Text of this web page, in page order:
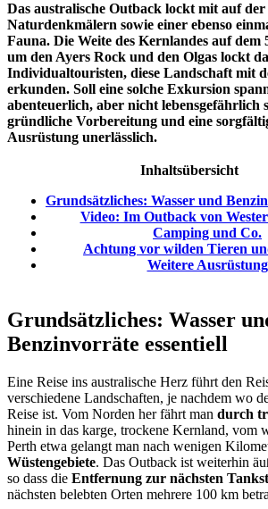
Das australische Outback lockt mit auf
Naturdenkmälern sowie einer ebenso
Fauna. Die Weite des Kernlandes auf
um den Ayers Rock und den Olgas lockt
Individualtouristen, diese Landschaft mit
erkunden. Soll eine solche Exkursion
abenteuerlich, aber nicht lebensgefährlich
gründliche Vorbereitung und eine
Ausrüstung unerlässlich.
Inhaltsübersicht
Grundsätzliches: Wasser und
Video: Im Outback von
Camping und Co.
Achtung vor wilden Tieren
Weitere Ausrüstung
Grundsätzliches: Wasser
Benzinvorräte essentiell
Eine Reise ins australische Herz führt den
verschiedene Landschaften, je nachdem wo
Reise ist. Vom Norden her fährt man durch
hinein in das karge, trockene Kernland, vom
Perth etwa gelangt man nach wenigen
Wüstengebiete. Das Outback ist weiterhin
so dass die Entfernung zur nächsten
nächsten belebten Orten mehrere 100 km